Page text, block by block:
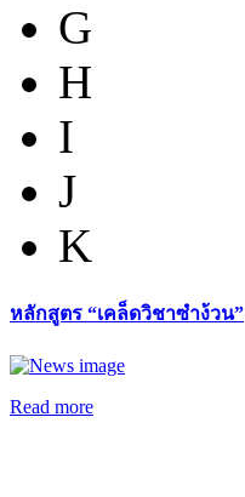
G
H
I
J
K
หลักสูตร “เคล็ดวิชาซำง้วน”
Read more